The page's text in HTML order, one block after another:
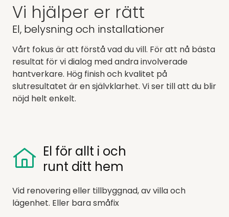
Vi hjälper er rätt
El, belysning och installationer
Vårt fokus är att förstå vad du vill. För att nå bästa
resultat för vi dialog med andra involverade
hantverkare. Hög finish och kvalitet på
slutresultatet är en självklarhet. Vi ser till att du blir
nöjd helt enkelt.
El för allt i och
runt ditt hem
Vid renovering eller tillbyggnad, av villa och
lägenhet. Eller bara småfix